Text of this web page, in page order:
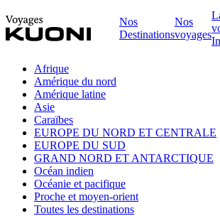
Nos
Destinations
Nos
voyages
Afrique
Amérique du nord
Amérique latine
Asie
Caraïbes
EUROPE DU NORD ET CENTRALE
EUROPE DU SUD
GRAND NORD ET ANTARCTIQUE
Océan indien
Océanie et pacifique
Proche et moyen-orient
Toutes les destinations